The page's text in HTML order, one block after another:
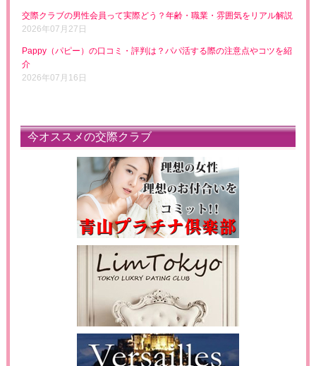
交際クラブの男性会員って実際どう？年齢・職業・雰囲気をリアル解説
2026年07月27日
Pappy（パピー）の口コミ・評判は？パパ活する際の注意点やコツを紹
介
2026年07月16日
今オススメの交際クラブ